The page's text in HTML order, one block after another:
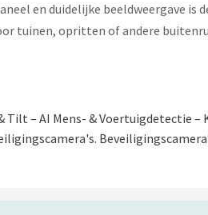
en duidelijke beeldweergave is
tuinen, opritten of andere
Tilt – AI Mens- & Voertuigdetectie